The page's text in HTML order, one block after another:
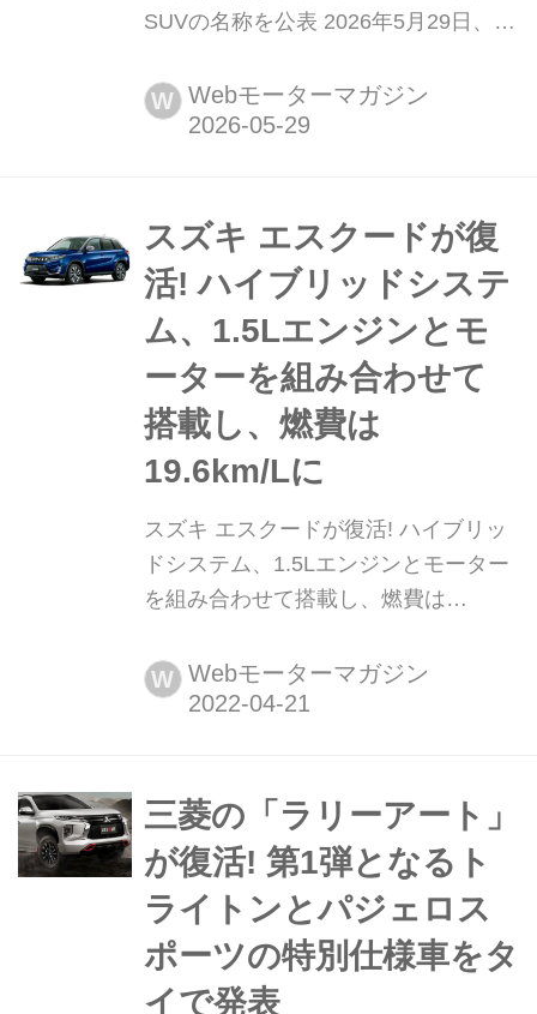
SUVの名称を公表 2026年5月29日、三
スカントリーSUVの車名を「パジェロ
(PAJERO)」に決定し、同年秋に世界
W Webモーターマガジン
スズキ エスクードが復
活! ハイブリッドシステ
ム、1.5Lエンジンとモ
ーターを組み合わせて
搭載し、燃費は
19.6km/Lに
スズキ エスクードが復活! ハイブリッ
ドシステム、1.5Lエンジンとモーター
を組み合わせて搭載し、燃費は
ハイブリッドシステムを搭載したコン
パクトSUV「エスクード」を発表、同
新のハイブリッドシステムを搭載して
の復活となった。
W Webモーターマガジン
三菱の「ラリーアート」
が復活! 第1弾となるト
ライトンとパジェロス
ポーツの特別仕様車をタ
イで発表